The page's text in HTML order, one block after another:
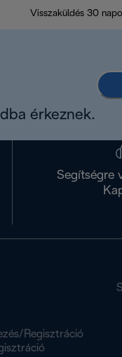
Visszaküldés 30
érkeznek.
Segítségre
Regisztráció